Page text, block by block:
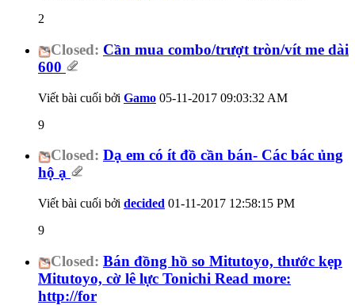
2
Closed: Cần mua combo/trượt tròn/vít me dài
600
Viết bài cuối bởi Gamo 05-11-2017 09:03:32 AM
9
Closed: Dạ em có ít đồ cần bán- Các bác ủng
hộ ạ
Viết bài cuối bởi decided 01-11-2017 12:58:15 PM
9
Closed: Bán đồng hồ so Mitutoyo, thước kẹp
Mitutoyo, cờ lê lực Tonichi Read more:
http://for